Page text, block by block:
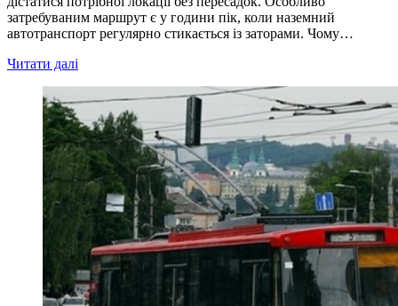
затребуваним маршрут є у години пік, коли наземний
автотранспорт регулярно стикається із заторами. Чому…
Читати далі